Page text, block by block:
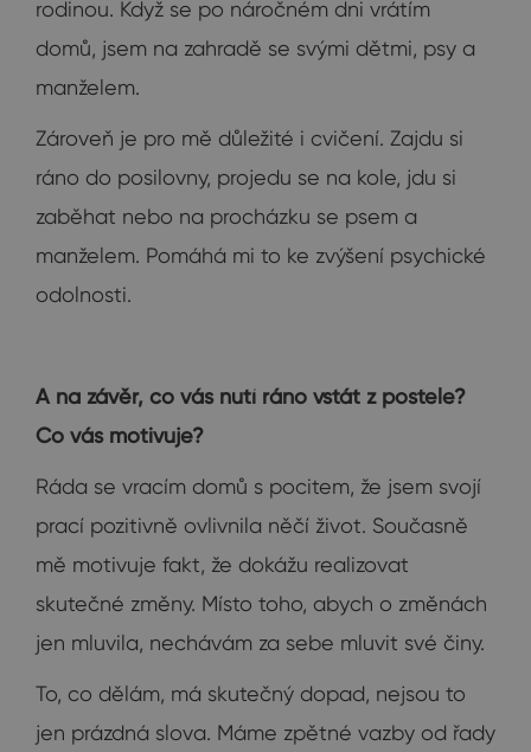
rodinou. Když se po náročném dni vrátím
domů, jsem na zahradě se svými dětmi, psy a
manželem.
Zároveň je pro mě důležité i cvičení. Zajdu si
ráno do posilovny, projedu se na kole, jdu si
zaběhat nebo na procházku se psem a
manželem. Pomáhá mi to ke zvýšení psychické
odolnosti.
A na závěr, co vás nutí ráno vstát z postele?
Co vás motivuje?
Ráda se vracím domů s pocitem, že jsem svojí
prací pozitivně ovlivnila něčí život. Současně
mě motivuje fakt, že dokážu realizovat
skutečné změny. Místo toho, abych o změnách
jen mluvila, nechávám za sebe mluvit své činy.
To, co dělám, má skutečný dopad, nejsou to
jen prázdná slova. Máme zpětné vazby od řady